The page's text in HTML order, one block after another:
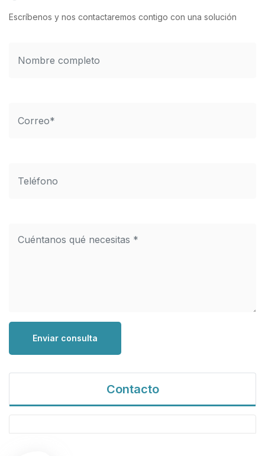
Escríbenos y nos contactaremos contigo con una solución
Enviar consulta
Contacto